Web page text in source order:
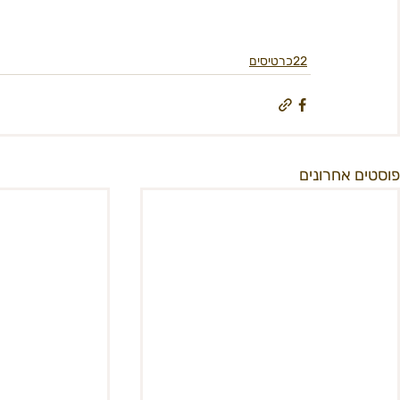
22כרטיסים
פוסטים אחרונים